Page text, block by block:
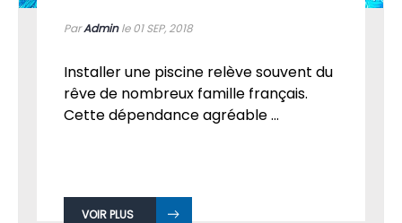
ParAdminle 01SEP, 2018
Installer une piscine relève souvent du
rêve de nombreux famille français.
Cette dépendance agréable ...
VOIR PLUS